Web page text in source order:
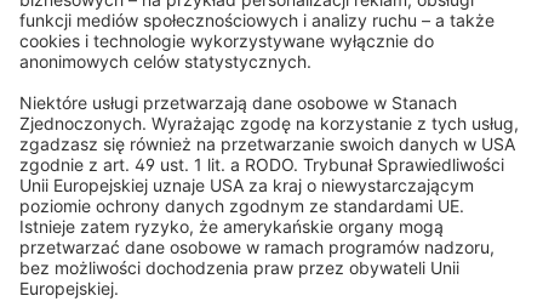
VICTORIA M